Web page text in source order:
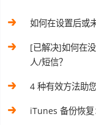
如何在设置后或
[已解决]如何在
人/短信？
4 种有效方法助
iTunes 备份恢